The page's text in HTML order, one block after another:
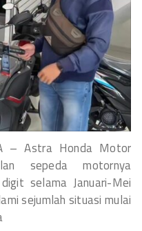
– Astra Honda Motor
sepeda motornya
selama Januari-Mei
sejumlah situasi mulai